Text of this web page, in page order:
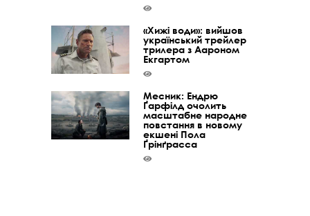
«Хижі води»: вийшов
український трейлер
трилера з Аароном
Екгартом
Месник: Ендрю
Ґарфілд очолить
масштабне народне
повстання в новому
екшені Пола
Ґрінґрасса